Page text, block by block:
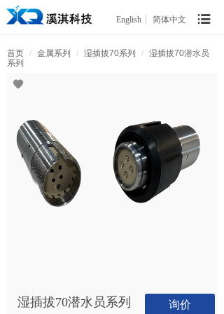
English 简体中文
首页 / 金属系列 / 湿插拔70系列 / 湿插拔70潜水员
系列
湿插拔70潜水员系列 询价